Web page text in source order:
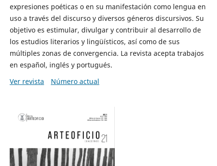
expresiones poéticas o en su manifestación como lengua en
uso a través del discurso y diversos géneros discursivos. Su
objetivo es estimular, divulgar y contribuir al desarrollo de
los estudios literarios y lingüísticos, así como de sus
múltiples zonas de convergencia. La revista acepta trabajos
en español, inglés y portugués.
Ver revista
Número actual